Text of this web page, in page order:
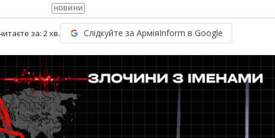
НОВИНИ
за: 2хв. Слідкуйте за АрміяInform в Google